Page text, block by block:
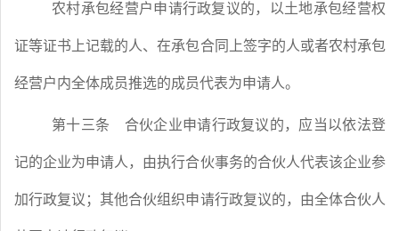
农村承包经营户申请行政复议的，以土地承包经营权
证等证书上记载的人、在承包合同上签字的人或者农村承包
经营户内全体成员推选的成员代表为申请人。
第十三条 合伙企业申请行政复议的，应当以依法登
记的企业为申请人，由执行合伙事务的合伙人代表该企业参
加行政复议；其他合伙组织申请行政复议的，由全体合伙人